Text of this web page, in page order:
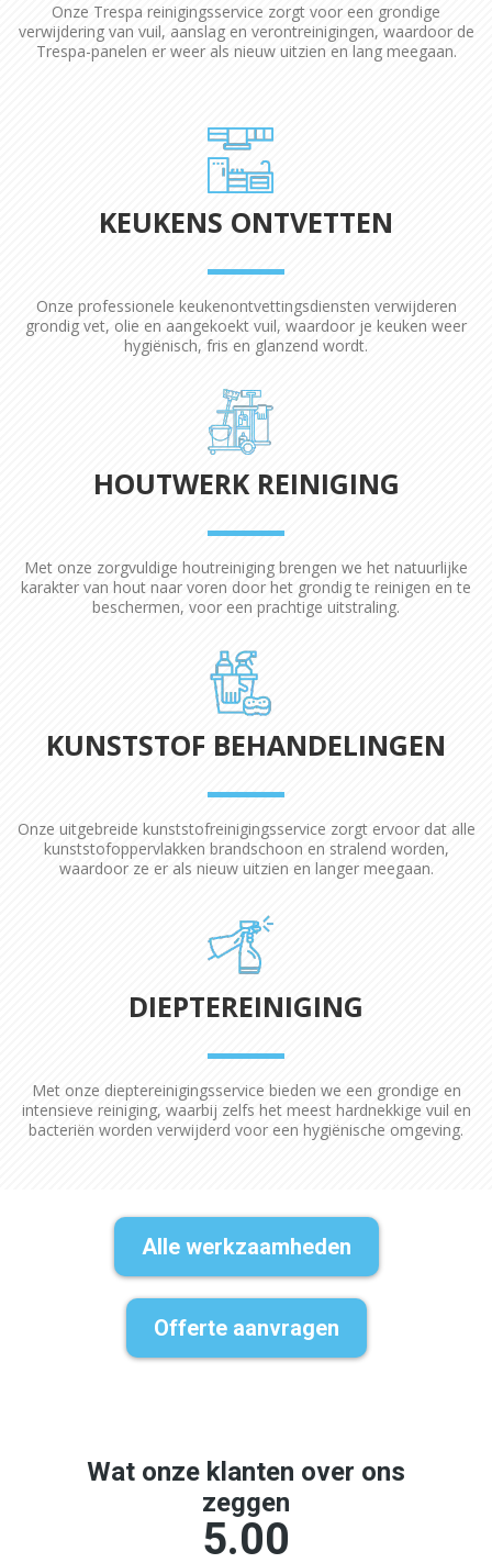
Onze Trespa reinigingsservice zorgt voor een grondige
verwijdering van vuil, aanslag en verontreinigingen, waardoor de
Trespa-panelen er weer als nieuw uitzien en lang meegaan.
KEUKENS ONTVETTEN
Onze professionele keukenontvettingsdiensten verwijderen
grondig vet, olie en aangekoekt vuil, waardoor je keuken weer
hygiënisch, fris en glanzend wordt.
HOUTWERK REINIGING
Met onze zorgvuldige houtreiniging brengen we het natuurlijke
karakter van hout naar voren door het grondig te reinigen en te
beschermen, voor een prachtige uitstraling.
KUNSTSTOF BEHANDELINGEN
Onze uitgebreide kunststofreinigingsservice zorgt ervoor dat alle
kunststofoppervlakken brandschoon en stralend worden,
waardoor ze er als nieuw uitzien en langer meegaan.
DIEPTEREINIGING
Met onze dieptereinigingsservice bieden we een grondige en
intensieve reiniging, waarbij zelfs het meest hardnekkige vuil en
bacteriën worden verwijderd voor een hygiënische omgeving.
Alle werkzaamheden
Offerte aanvragen